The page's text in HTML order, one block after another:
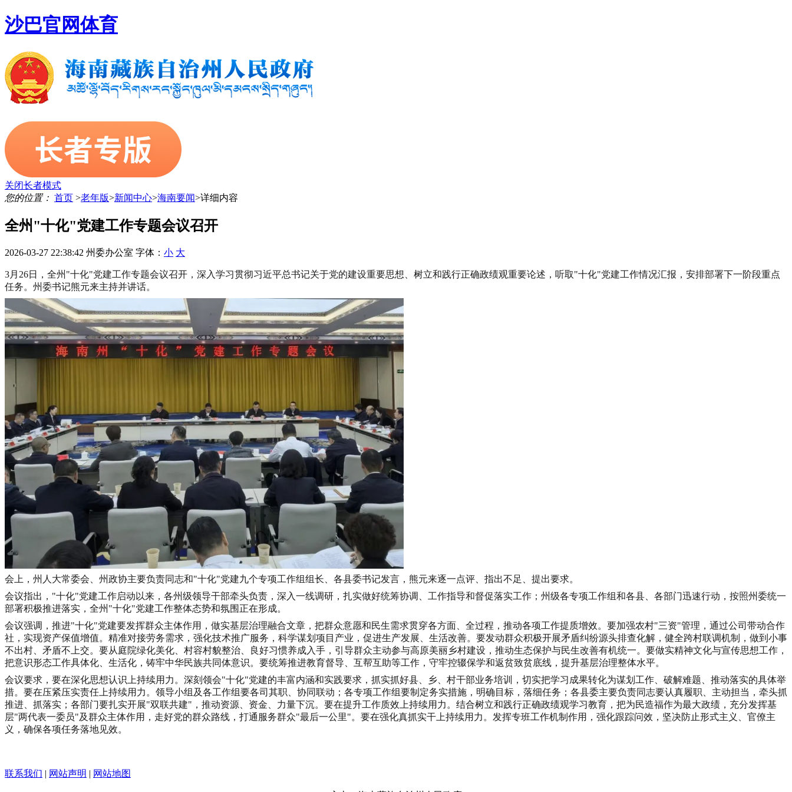
沙巴官网体育
关闭长者模式
您的位置： 首页 >老年版>新闻中心>海南要闻>详细内容
全州"十化"党建工作专题会议召开
2026-03-27 22:38:42 州委办公室 字体： 小 大
3月 26日，全州 "十化"党建工作专题会议召开，深入学习贯彻习近平总书记关于党的建设重要思想、树立和践行正确政绩观重要论述，听取"十化"党建工作情况汇报，安排部署下一阶段重点
任务。州委书记熊元来主持并讲话。
会上，州人大常委会、州政协主要负责同志和"十化"党建九个专项工作组组长、各县委书记发言，熊元来逐一点评、指出不足、提出要求。
会议指出， "十化"党建工作启动以来，各州级领导干部牵头负责，深入一线调研，扎实做好统筹协调、工作指导和督促落实工作 ； 州级各专项工作组和各县、各部门迅速行动，按照州委统一
部署积极推进落实，全州 "十化"党建工作整体态势和氛围正在形成。
会议强调， 推进"十化"党建要发挥群众主体作用，做实基层治理融合文章，把群众意愿和民生需求贯穿各方面、全过程，推动各项工作提质增效。要加强农村"三资"管理，通过公司带动合作
社，实现资产保值增值。精准对接劳务需求，强化技术推广服务，科学谋划项目产业，促进生产发展、生活改善。要发动群众积极开展矛盾纠纷源头排查化解，健全跨村联调机制，做到小事
不出村、矛盾不上交。要从庭院绿化美化、村容村貌整治、良好习惯养成入手，引导群众主动参与高原美丽乡村建设，推动生态保护与民生改善有机统一。要做实精神文化与宣传思想工作，
把意识形态工作具体化、生活化，铸牢中华民族共同体意识。要统筹推进教育督导、互帮互助等工作，守牢控辍保学和返贫致贫底线，提升基层治理整体水平。
会议要求， 要在深化思想认识上持续用力。深刻领会"十化"党建的丰富内涵和实践要求，抓实抓好县、乡、村干部业务培训，切实把学习成果转化为谋划工作、破解难题、推动落实的具体举
措。要在压紧压实责任上持续用力。领导小组及各工作组要各司其职、协同联动；各专项工作组要制定务实措施，明确目标，落细任务；各县委主要负责同志要认真履职、主动担当，牵头抓
推进、抓落实；各部门要扎实开展"双联共建" ， 推动资源、资金、力量下沉。要在提升工作质效上持续用力。结合树立和践行正确政绩观学习教育，把为民造福作为最大政绩，充分发挥基
层"两代表一委员"及群众主体作用，走好党的群众路线，打通服务群众"最后一公里"。要在强化真抓实干上持续用力。发挥专班工作机制作用，强化跟踪问效，坚决防止形式主义、官僚主
义，确保各项任务落地见效。
联系我们 | 网站声明 | 网站地图